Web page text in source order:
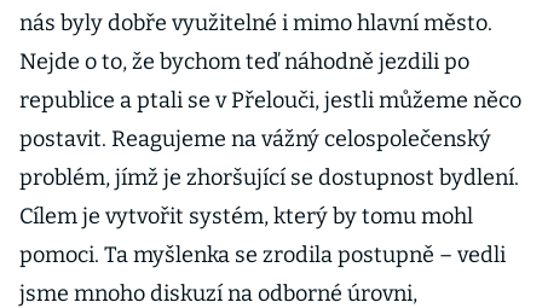
nás byly dobře využitelné i mimo hlavní město.
Nejde o to, že bychom teď náhodně jezdili po
republice a ptali se v Přelouči, jestli můžeme něco
postavit. Reagujeme na vážný celospolečenský
problém, jímž je zhoršující se dostupnost bydlení.
Cílem je vytvořit systém, který by tomu mohl
pomoci. Ta myšlenka se zrodila postupně – vedli
jsme mnoho diskuzí na odborné úrovni,